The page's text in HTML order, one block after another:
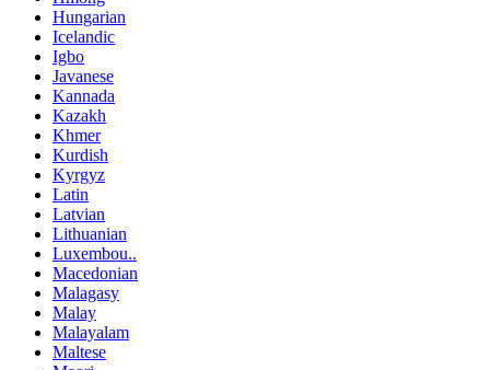
Hungarian
Icelandic
Igbo
Javanese
Kannada
Kazakh
Khmer
Kurdish
Kyrgyz
Latin
Latvian
Lithuanian
Luxembou..
Macedonian
Malagasy
Malay
Malayalam
Maltese